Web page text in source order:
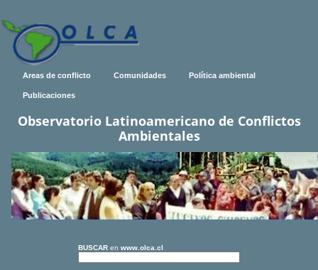
Areas de conflicto Comunidades Política ambiental
Publicaciones
Observatorio Latinoamericano de Conflictos
Ambientales
BUSCAR en www.olca.cl